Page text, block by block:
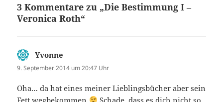
3 Kommentare zu „Die Bestimmung I –
Veronica Roth“
Yvonne
9. September 2014 um 20:47 Uhr
Oha… da hat eines meiner Lieblingsbücher aber sein
Fett wegbekommen
Schade, dass es dich nicht so